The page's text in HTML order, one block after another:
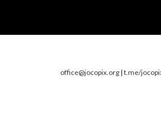
office@jocopix.org | t.me/